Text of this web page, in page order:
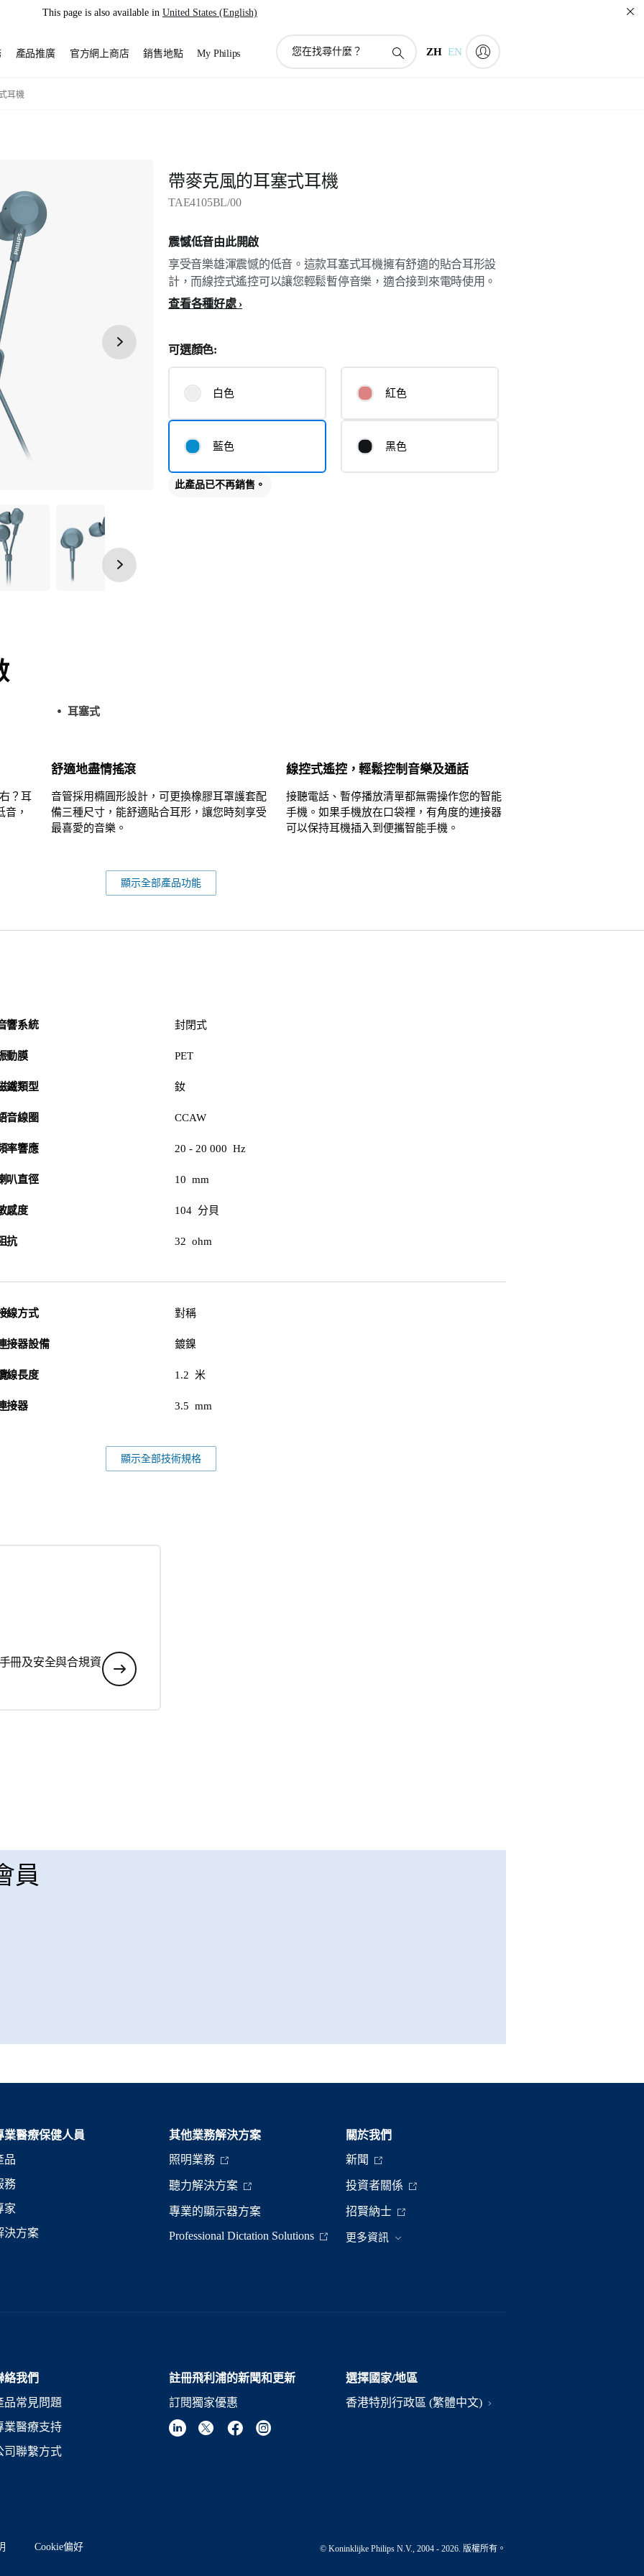
This page is also available in United States (English)
產品推廣 官方網上商店 銷售地點 My Philips ZH EN
耳機
帶麥克風的耳塞式耳機
TAE4105BL/00
震憾低音由此開啟
享受音樂雄渾震憾的低音。這款耳塞式耳機擁有舒適的貼合耳形設
計，而線控式遙控可以讓您輕鬆暫停音樂，適合接到來電時使用。
查看各種好處
可選顏色:
白色 紅色
藍色 黑色
此產品已不再銷售。
耳塞式
？耳
，
舒適地盡情搖滾
音管採用橢圓形設計，可更換橡膠耳罩護套配
備三種尺寸，能舒適貼合耳形，讓您時刻享受
最喜愛的音樂。
線控式遙控，輕鬆控制音樂及通話
接聽電話、暫停播放清單都無需操作您的智能
手機。如果手機放在口袋裡，有角度的連接器
可以保持耳機插入到便攜智能手機。
顯示全部產品功能
響系統 封閉式
動膜 PET
鐵類型 釹
音線圈 CCAW
率響應 20 - 20 000 Hz
叭直徑 10 mm
感度 104 分貝
抗 32 ohm
線方式 對稱
接器設備 鍍鎳
線長度 1.2 米
接器 3.5 mm
顯示全部技術規格
冊及安全與合規資
員
業醫療保健人員
品
務
家
決方案
其他業務解決方案​
照明業務
聽力解決方案
專業的顯示器方案
Professional Dictation Solutions
關於我們
新聞
投資者關係
招賢納士
更多資訊
絡我們
品常見問題
業醫療支持
司聯繫方式
註冊飛利浦的新聞和更新
訂閱獨家優惠
選擇國家/地區
香港特別行政區 (繁體中文)
Cookie偏好 © Koninklijke Philips N.V., 2004 - 2026. 版權所有。